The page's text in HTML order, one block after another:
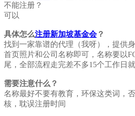
不能注册？
可以
具体怎么注册新加坡基金会？
找到一家靠谱的代理（我呀），提供
首页照片和公司名称即可，名称要以
尾，全部流程走完差不多15个工作日
需要注意什么？
名称最好不要有教育，环保这类词，
核，耽误注册时间